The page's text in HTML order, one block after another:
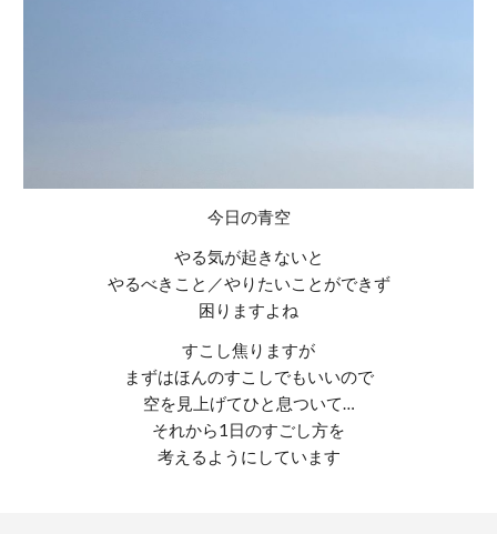
今日の青空
やる気が起きないと
やるべきこと／やりたいことができず
困りますよね
すこし焦りますが
まずはほんのすこしでもいいので
空を見上げてひと息ついて…
それから1日のすごし方を
考えるようにしています